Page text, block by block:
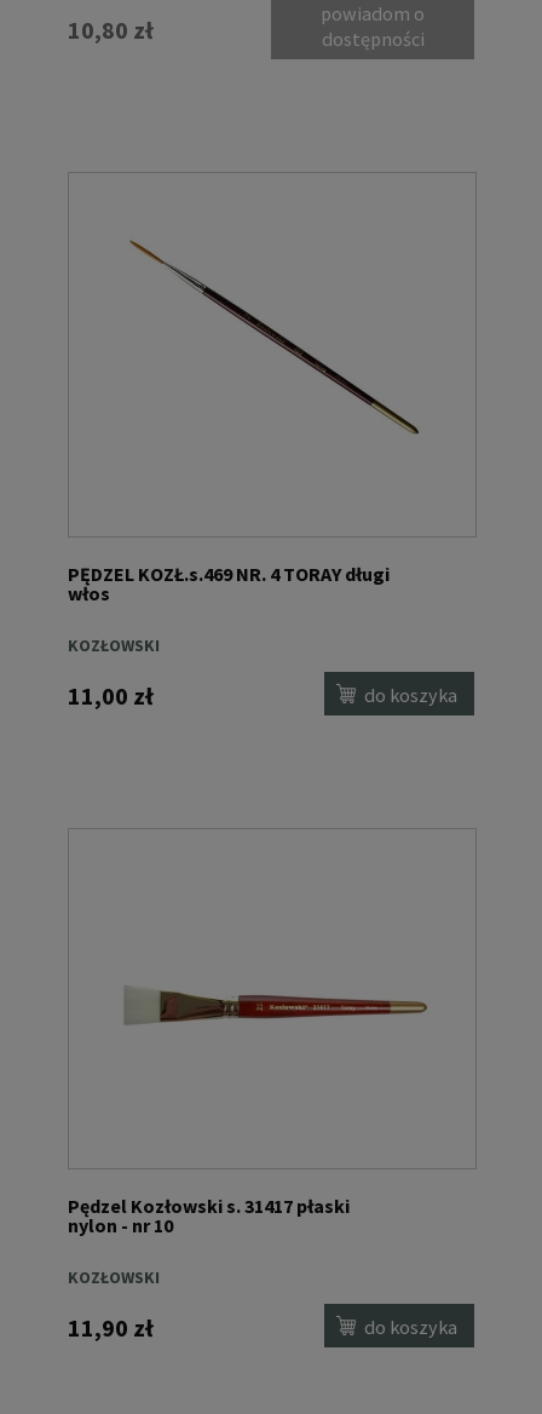
10,80 zł
powiadom o
dostępności
PĘDZEL KOZŁ.s.469 NR. 4 TORAY długi
włos
KOZŁOWSKI
11,00 zł do koszyka
Pędzel Kozłowski s. 31417 płaski
nylon - nr 10
KOZŁOWSKI
11,90 zł do koszyka